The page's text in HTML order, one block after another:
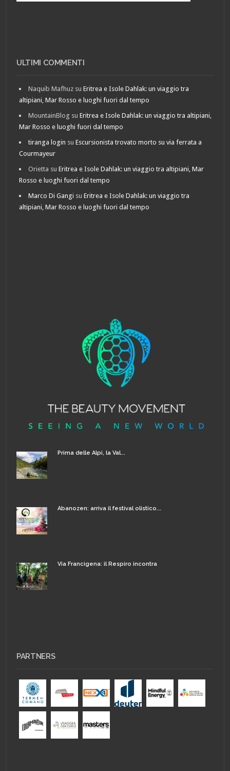
ULTIMI COMMENTI
Naquib Mafhuz suEritrea e Isole Dahlak: un viaggio tra
altipiani, Mar Rosso e luoghi fuori dal tempo
MountainBlog suEritrea e Isole Dahlak: un viaggio tra altipiani,
Mar Rosso e luoghi fuori dal tempo
tiranga login suEscursionista trovato morto su via ferrata a
Courmayeur
Orietta suEritrea e Isole Dahlak: un viaggio tra altipiani, Mar
Rosso e luoghi fuori dal tempo
Marco Di Gangi suEritrea e Isole Dahlak: un viaggio tra
altipiani, Mar Rosso e luoghi fuori dal tempo
Prima delle Alpi, la Val...
Abanozen: arriva il festival olistico...
Via Francigena: il Respiro incontra
PARTNERS